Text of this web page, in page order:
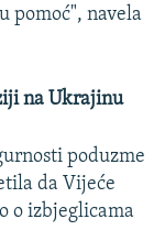
pomoć", navela
na Ukrajinu
poduzme
da Vijeće
o izbjeglicama